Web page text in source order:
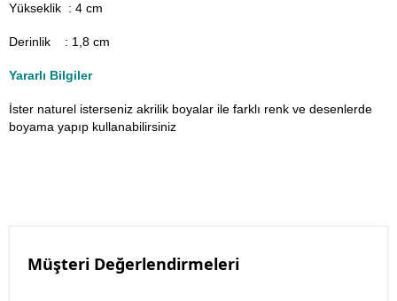
Yükseklik : 4 cm
Derinlik : 1,8 cm
Yararlı Bilgiler
İster naturel isterseniz akrilik boyalar ile farklı renk ve desenlerde
boyama yapıp kullanabilirsiniz
Müşteri Değerlendirmeleri